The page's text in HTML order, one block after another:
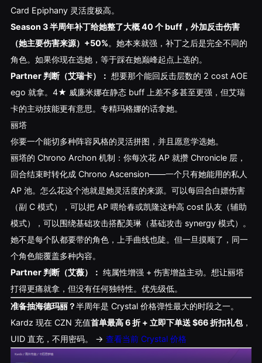
Card Epiphany 灵活度极高。
Season 3 半周年补丁给她整了大概 40 个 buff，外加反击伤害
（她主要伤害来源）+50%。她本来就强，补丁之后是完全不同的
角色。如果你现在选她，等于踩在她巅峰起点上选的。
Partner 判断（艾瑞卡）： 想要那个能回反击层数的 2 cost AOE
ego 就拿。4★ 威廉米娜在静态 buff 上差不多甚至更强，但艾瑞
卡的主动技能更有意思。专精玛格娜的话拿她。
丽塔
你要一个能切多种阵容风格的灵活拼图，并且愿意学选她。
丽塔的 Chrono Archon 机制：你每次花 AP 就攒 Chronicle 层，
回合结束时转化成 Chrono Ascension——一个只有她能用的私人
AP 池。怎么花这个池就是她灵活度的来源。可以每回合白嫖伤害
（副 C 模式），可以把 AP 喂给春或凯隆这种高 cost 队友（辅助
模式），可以围绕基础攻击搭配美琳（基础攻击 synergy 模式）。
她不是每个队都要带的角色，上手曲线也陡。但一旦摸顺了，同一
个角色能覆盖多种内容。
Partner 判断（艾薇）： 纯属性增强 + 伤害增益主动。想让丽塔
打得更痛就拿，但没有任何独特性。优先级低。
准备抽海德玛丽？半周年是 Crystal 价格弹性最大的时段之一。
Kardz 现在 CZN 充值首单最高 6 折 + 立即下单送 $66 折扣礼包，
UID 直充，不用密码。 → 查看当前 Crystal 价格